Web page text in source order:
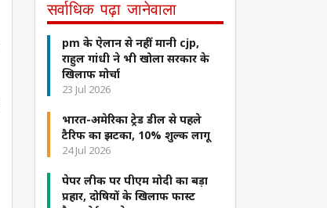
सर्वाधिक पढ़ा जानेवाला
pm के ऐलान से नहीं मानी cjp,
राहुल गांधी ने भी खोला सरकार के
खिलाफ मोर्चा
23 Jul 2026
भारत-अमेरिका ट्रेड डील से पहले
टैरिफ का झटका, 10% शुल्क लागू
24 Jul 2026
पेपर लीक पर पीएम मोदी का बड़ा
प्रहार, दोषियों के खिलाफ फास्ट